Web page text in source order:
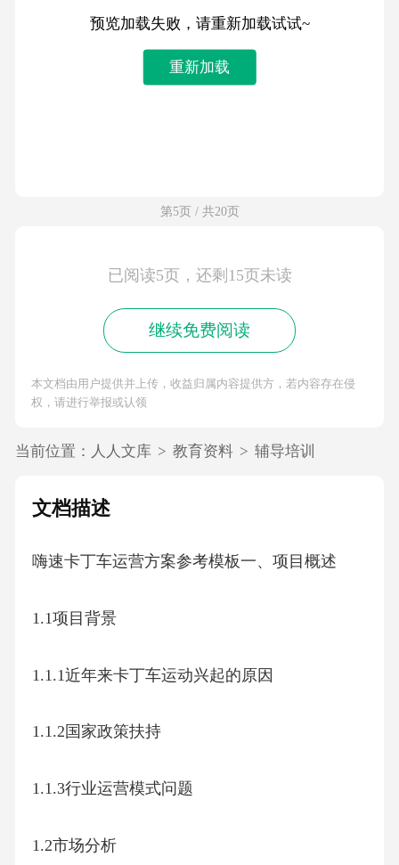
预览加载失败，请重新加载试试~
重新加载
第5页 / 共20页
已阅读5页，还剩15页未读
继续免费阅读
本文档由用户提供并上传，收益归属内容提供方，若内容存在侵
权，请进行举报或认领
当前位置： 人人文库 > 教育资料 > 辅导培训
文档描述
嗨速卡丁车运营方案参考模板一、项目概述
1.1项目背景
1.1.1近年来卡丁车运动兴起的原因
1.1.2国家政策扶持
1.1.3行业运营模式问题
1.2市场分析